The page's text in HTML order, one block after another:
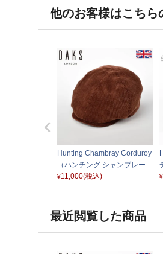
他のお客様はこちら
Hunting Chambray Corduroy
（ハンチング シャンブレーコ
ーデュロイ） D3752 キャメ
¥11,000(税込) ¥
最近閲覧した商品